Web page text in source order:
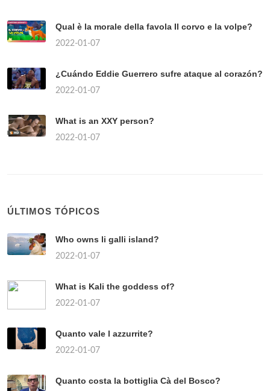
Qual è la morale della favola Il corvo e la volpe?
2022-01-07
¿Cuándo Eddie Guerrero sufre ataque al corazón?
2022-01-07
What is an XXY person?
2022-01-07
ÚLTIMOS TÓPICOS
Who owns li galli island?
2022-01-07
What is Kali the goddess of?
2022-01-07
Quanto vale l azzurrite?
2022-01-07
Quanto costa la bottiglia Cà del Bosco?